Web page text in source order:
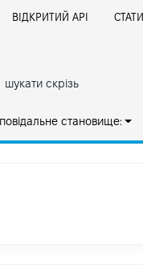
ВІДКРИТИЙ АРІ
шукати скрізь
становище: